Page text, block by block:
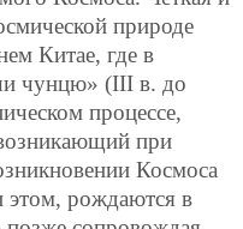
природе
Китае, где в
чунцю» (III в. до
процессе,
при
Космоса
этом, рождаются в